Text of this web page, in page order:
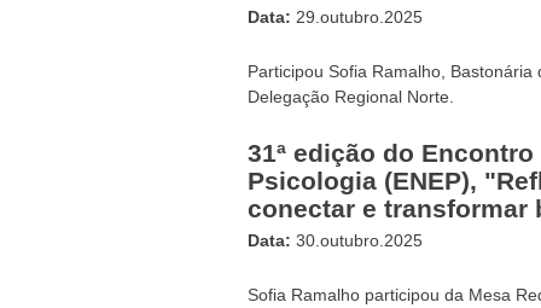
Data: 29.outubro.2025
Participou Sofia Ramalho,
Delegação Regional Norte.
31ª edição do
Psicologia (ENEP),
conectar e transformar
Data: 30.outubro.2025
Sofia Ramalho participou da Mesa